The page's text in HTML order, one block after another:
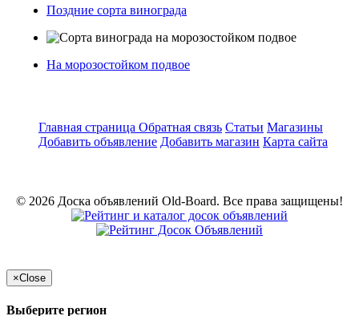
Поздние сорта винограда
На морозостойком подвое
Главная страница Обратная связь Статьи Магазины
Добавить объявление Добавить магазин Карта сайта
© 2026 Доска объявлений Old-Board. Все права защищены!
×Close
Выберите регион